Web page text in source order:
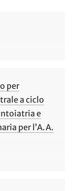
per
a ciclo
e
per l’A.A.